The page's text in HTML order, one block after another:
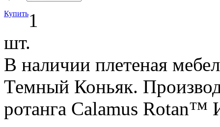
Купить1
шт.
В наличии плетеная
Темный Коньяк.
ротанга Calamus Rotan™